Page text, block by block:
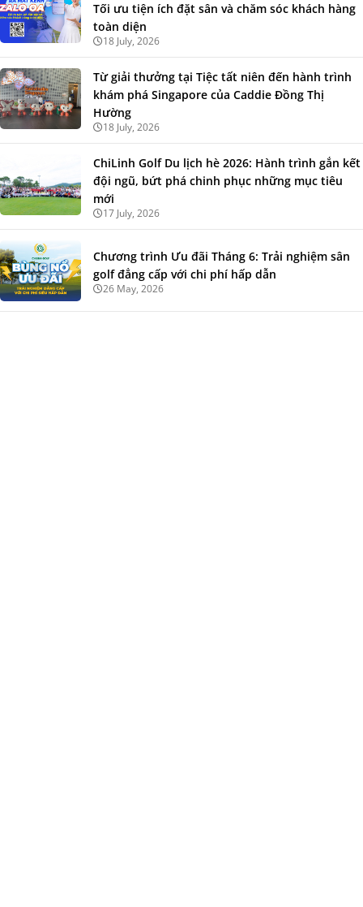
Tối ưu tiện ích đặt sân và chăm sóc khách hàng
toàn diện
18 July, 2026
Từ giải thưởng tại Tiệc tất niên đến hành trình
khám phá Singapore của Caddie Đồng Thị
Hường
18 July, 2026
ChiLinh Golf Du lịch hè 2026: Hành trình gắn kết
đội ngũ, bứt phá chinh phục những mục tiêu
mới
17 July, 2026
Chương trình Ưu đãi Tháng 6: Trải nghiệm sân
golf đẳng cấp với chi phí hấp dẫn
26 May, 2026